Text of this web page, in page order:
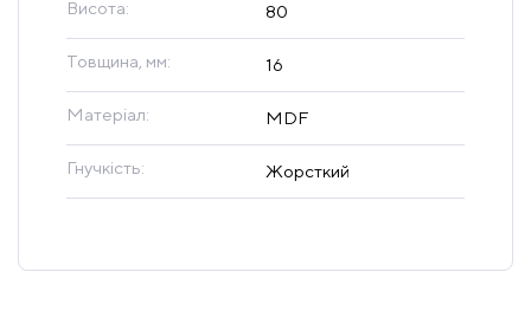
Висота: 80
Товщина, мм: 16
Матеріал: MDF
Гнучкість: Жорсткий